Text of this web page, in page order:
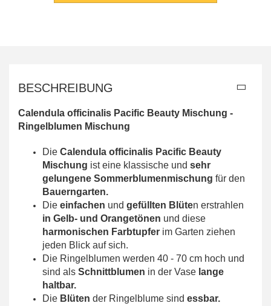
BESCHREIBUNG
Calendula officinalis Pacific Beauty Mischung -
Ringelblumen Mischung
Die Calendula officinalis Pacific Beauty
Mischung ist eine klassische und sehr
gelungene Sommerblumenmischung für den
Bauerngarten.
Die einfachen und gefüllten Blüten erstrahlen
in Gelb- und Orangetönen und diese
harmonischen Farbtupfer im Garten ziehen
jeden Blick auf sich.
Die Ringelblumen werden 40 - 70 cm hoch und
sind als Schnittblumen in der Vase lange
haltbar.
Die Blüten der Ringelblume sind essbar.